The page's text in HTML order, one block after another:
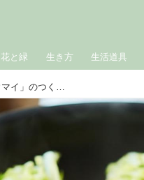
花と緑 生き方 生活道具
野菜の甘みがたまらない「塩麹キャベツシュウマイ」のつくり方。お弁当にもぴったり！細切りキャベツで肉だねを包む“かんたんヘルシー”なシュウマイ｜榎本美沙の発酵暮らし